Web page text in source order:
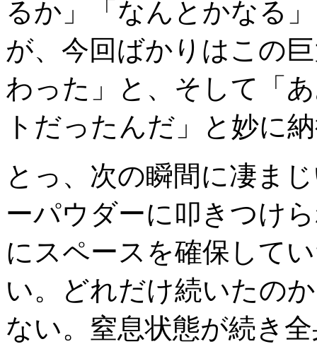
るか」「なんとかなる
が、今回ばかりはこの
わった」と、そして「
トだったんだ」と妙に
とっ、次の瞬間に凄ま
ーパウダーに叩きつけ
にスペースを確保して
い。どれだけ続いたの
ない。窒息状態が続き